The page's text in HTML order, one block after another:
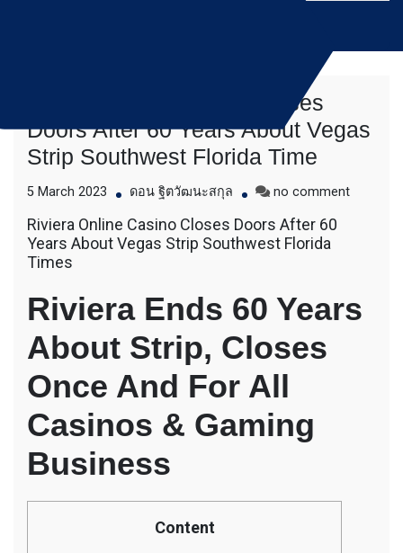
Bluebuffalo บลูบัฟฟา
โล่ ให้บริการเช่า
เครื่องจักร อย่างมือ
อาชีพ
บริการให้เช่าเครื่องจักร สำหรับใช้งานทั่วไป
โดยเครื่องจักรที่นำมาบริการเป็นเครื่องจักรรุ่น
ใหม่ ทันสมัย ทำงานรวดเร็ว ได้ผลงานที่คุ้มค่า
ถ่านหิน ตักกะลาปาร์ม ตักไม้สับ ตักวู๊ดชิป ตัก
แร่ ตักสินค้าต่างๆ ขนย้ายเครื่องจักร โดยรถ
เทลเลอร์ รถพื้นเรียบชานต่ำ (Low bed) ขนส่ง
สินค้า โดยรถพ่วงดั๊มพ์ จำหน่ายดิน หิน ทราย
รับเหมาถมที่ รถตัก CAT 950 รถตัก Komatsu
220 ZW 180 แบ็คโฮ CAT 320 CAT 312 แบ็ค
โฮ Komatsu PC 200 LC บูมยาว PC 200 PC
120 แบ็คโฮ Kobelco SK 210 บูมยาว SK 200
SK 140ขุดดิน ตักหิน ตักทราย ตักถ่านหิน
ตักกะลาปาร์ม ตักไม้สับ ตักวู๊ดชิป ตักแร่ ตัก
สินค้าต่างๆ ขนย้ายเครื่องจักร โดยรถเทลเลอร์
รถพื้นเรียบชานต่ำ (Low bed) ขนส่งสินค้า โดย
รถพ่วงดั๊มพ์ จำหน่ายดิน หิน ทราย รับเหมาถม
ที่ รถตัก CAT 950 รถตัก Komatsu WA 380 WA
320 WA 200 รถตัก Hitachi ZW 220 ZW 180
PC 200 LC บูมยาว PC 200 PC 120 แบ็คโฮ
Kobelco SK 210 บูมยาว SK 200 SK 140
Riviera Online Casino Closes
Doors After 60 Years About Vegas
Strip Southwest Florida Time
5 March 2023 ดอน ฐิตวัฒนะสกุล no commenton
60
Riviera Online Casino Closes Doors After 60
Years About Vegas Strip Southwest Florida
Times
Riviera Ends 60 Years
About Strip, Closes
Once And For All
Casinos & Gaming
Business
Content